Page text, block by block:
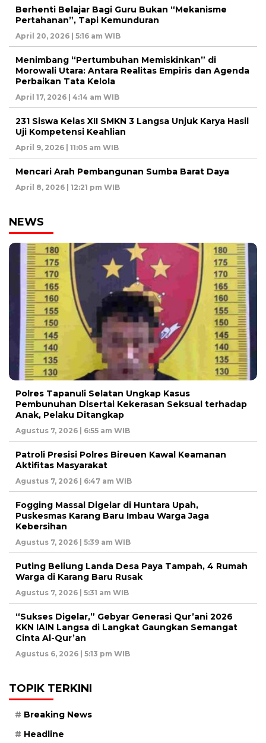
Berhenti Belajar Bagi Guru Bukan “Mekanisme
Pertahanan”, Tapi Kemunduran
April 20, 2026 | 5:16 am WIB
Menimbang “Pertumbuhan Memiskinkan” di
Morowali Utara: Antara Realitas Empiris dan Agenda
Perbaikan Tata Kelola
April 17, 2026 | 4:14 am WIB
231 Siswa Kelas XII SMKN 3 Langsa Unjuk Karya Hasil
Uji Kompetensi Keahlian
April 9, 2026 | 11:05 am WIB
Mencari Arah Pembangunan Sumba Barat Daya
April 8, 2026 | 12:21 pm WIB
NEWS
Polres Tapanuli Selatan Ungkap Kasus
Pembunuhan Disertai Kekerasan Seksual terhadap
Anak, Pelaku Ditangkap
Agustus 7, 2026 | 6:55 am WIB
Patroli Presisi Polres Bireuen Kawal Keamanan
Aktifitas Masyarakat
Agustus 7, 2026 | 6:47 am WIB
Fogging Massal Digelar di Huntara Upah,
Puskesmas Karang Baru Imbau Warga Jaga
Kebersihan
Agustus 7, 2026 | 5:39 am WIB
Puting Beliung Landa Desa Paya Tampah, 4 Rumah
Warga di Karang Baru Rusak
Agustus 7, 2026 | 5:31 am WIB
“Sukses Digelar,” Gebyar Generasi Qur’ani 2026
KKN IAIN Langsa di Langkat Gaungkan Semangat
Cinta Al-Qur’an
Agustus 6, 2026 | 5:13 pm WIB
TOPIK TERKINI
Breaking News
Headline